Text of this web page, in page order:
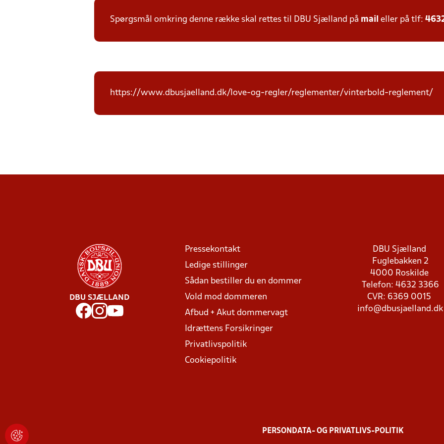
Spørgsmål omkring denne række skal rettes til DBU Sjælland på mail eller på tlf:
https://www.dbusjaelland.dk/love-og-regler/reglementer/vinterbold-reglement/
DBU SJÆLLAND
Pressekontakt
Ledige stillinger
Sådan bestiller du en dommer
Vold mod dommeren
Afbud + Akut dommervagt
Idrættens Forsikringer
Privatlivspolitik
Cookiepolitik
DBU Sjælland
Fuglebakken 2
4000 Roskilde
Telefon: 4632 3366
CVR: 6369 0015
info@dbusjaelland.dk
PERSONDATA- OG PRIVATLIVS-POLITIK